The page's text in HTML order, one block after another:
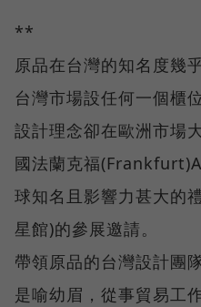
**
原品在台灣的知名度幾
台灣市場設任何一個櫃
設計理念卻在歐洲市場
國法蘭克福
球知名且影響力甚大的
星館)的參展邀請。
帶領原品的台灣設計團
是喻幼眉，從事貿易工